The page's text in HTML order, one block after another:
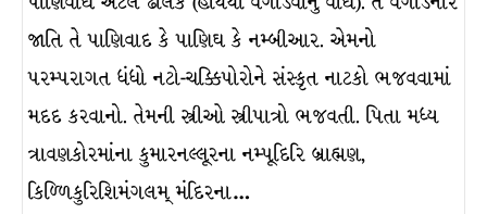
જાતિ તે પાણિવાદ કે પાણિઘ કે નમ્બીઆર. એમનો
પરમ્પરાગત ધંધો નટો-ચક્કિપોરોને સંસ્કૃત નાટકો ભજવવામાં
મદદ કરવાનો. તેમની સ્ત્રીઓ સ્ત્રીપાત્રો ભજવતી. પિતા મધ્ય
ત્રાવણકોરમાંના કુમારનલ્લૂરના નમ્પૂદિરિ બ્રાહ્મણ,
કિળ્ળિકુરિશિમંગલમ્ મંદિરના…